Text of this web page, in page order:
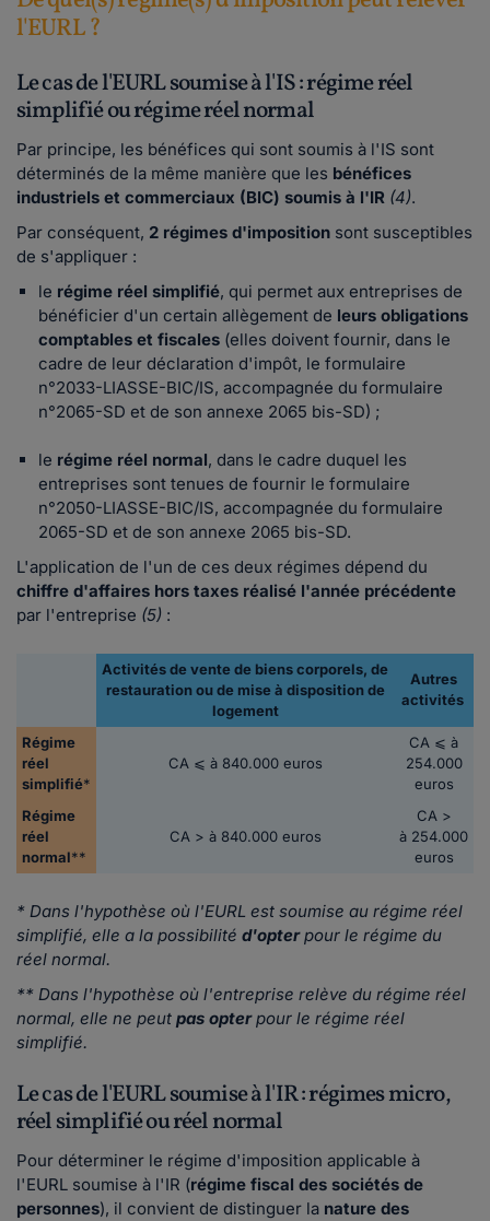
l'EURL ?
Le cas de l'EURL soumise à l'IS : régime réel
simplifié ou régime réel normal
Par principe, les bénéfices qui sont soumis à l'IS sont
déterminés de la même manière que les bénéfices
industriels et commerciaux (BIC) soumis à l'IR (4).
Par conséquent, 2 régimes d'imposition sont susceptibles
de s'appliquer :
le régime réel simplifié, qui permet aux entreprises de
bénéficier d'un certain allègement de leurs obligations
comptables et fiscales (elles doivent fournir, dans le
cadre de leur déclaration d'impôt, le formulaire
n°2033-LIASSE-BIC/IS, accompagnée du formulaire
n°2065-SD et de son annexe 2065 bis-SD) ;
le régime réel normal, dans le cadre duquel les
entreprises sont tenues de fournir le formulaire
n°2050-LIASSE-BIC/IS, accompagnée du formulaire
2065-SD et de son annexe 2065 bis-SD.
L'application de l'un de ces deux régimes dépend du
chiffre d'affaires hors taxes réalisé l'année précédente
par l'entreprise (5) :
Activités de vente de biens corporels, de
restauration ou de mise à disposition de
logement
Autres
activités
Régime
réel
simplifié*
CA ⩽ à 840.000 euros
CA ⩽ à
254.000
euros
Régime
réel
normal**
CA > à 840.000 euros
CA >
à 254.000
euros
* Dans l'hypothèse où l'EURL est soumise au régime réel
simplifié, elle a la possibilité d'opterpour le régime du
réel normal.
** Dans l'hypothèse où l'entreprise relève du régime réel
normal, elle ne peut pas opterpour le régime réel
simplifié.
Le cas de l'EURL soumise à l'IR : régimes micro,
réel simplifié ou réel normal
Pour déterminer le régime d'imposition applicable à
l'EURL soumise à l'IR (régime fiscal des sociétés de
personnes), il convient de distinguer la nature des